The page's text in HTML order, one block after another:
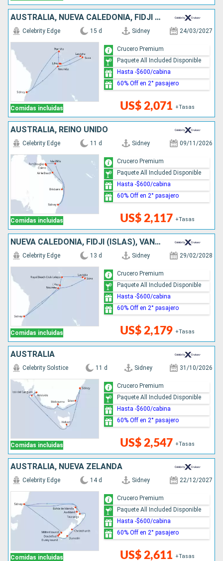
AUSTRALIA, NUEVA CALEDONIA, FIDJI (ISLAS), VANUATU
Comidas incluidas
Celebrity Edge 15 d Sidney 24/03/2027
US$ 2,071 +Tasas
Crucero Premium
Paquete All Included Disponible
Hasta -$600/cabina
60% Off en 2° pasajero
AUSTRALIA, REINO UNIDO
Comidas incluidas
Celebrity Edge 11 d Sidney 09/11/2026
US$ 2,117 +Tasas
Crucero Premium
Paquete All Included Disponible
Hasta -$600/cabina
60% Off en 2° pasajero
NUEVA CALEDONIA, FIDJI (ISLAS), VANUATU, AUSTRALIA
Comidas incluidas
Celebrity Edge 13 d Sidney 29/02/2028
US$ 2,179 +Tasas
Crucero Premium
Paquete All Included Disponible
Hasta -$600/cabina
60% Off en 2° pasajero
AUSTRALIA
Comidas incluidas
Celebrity Solstice 11 d Sidney 31/10/2026
US$ 2,547 +Tasas
Crucero Premium
Paquete All Included Disponible
Hasta -$600/cabina
60% Off en 2° pasajero
AUSTRALIA, NUEVA ZELANDA
Comidas incluidas
Celebrity Edge 14 d Sidney 22/12/2027
US$ 2,611 +Tasas
Crucero Premium
Paquete All Included Disponible
Hasta -$600/cabina
60% Off en 2° pasajero